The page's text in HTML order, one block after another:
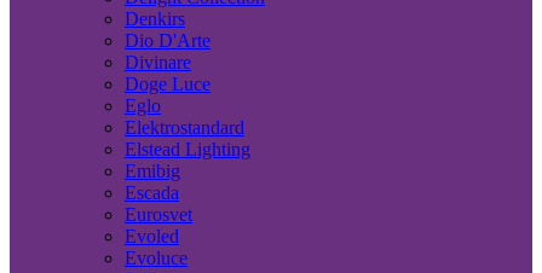
Denkirs
Dio D'Arte
Divinare
Doge Luce
Eglo
Elektrostandard
Elstead Lighting
Emibig
Escada
Eurosvet
Evoled
Evoluce